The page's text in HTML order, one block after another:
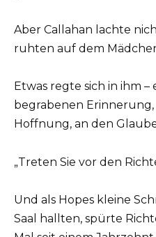
Aber Callahan lachte
ruhten auf dem
Etwas regte sich in ihm
begrabenen Erinnerung,
Hoffnung, an den
„Treten Sie vor den
Und als Hopes kleine
Saal hallten, spürte